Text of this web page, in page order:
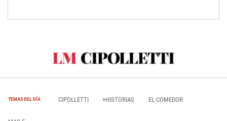
TEMAS DEL DÍA CIPOLLETTI +HISTORIAS EL COMEDOR